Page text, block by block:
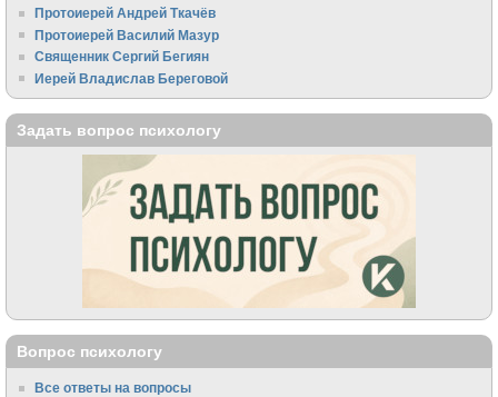
Протоиерей Андрей Ткачёв
Протоиерей Василий Мазур
Священник Сергий Бегиян
Иерей Владислав Береговой
Задать вопрос психологу
Вопрос психологу
Все ответы на вопросы